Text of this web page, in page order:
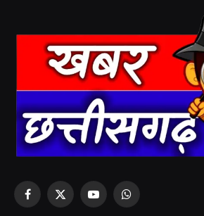
Facebook
X
YouTubeWhatsApp